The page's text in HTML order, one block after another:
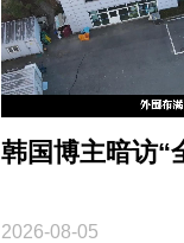
韩国博主暗访“
2026-08-05